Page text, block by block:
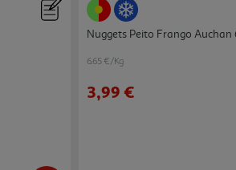
Nuggets Peito Frango Auchan
6.65 €/Kg
3,99 €